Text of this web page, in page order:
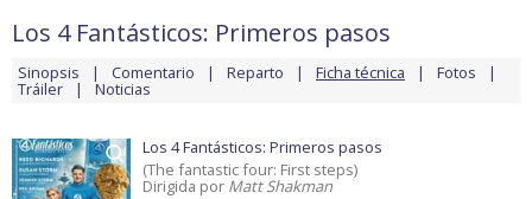
Los 4 Fantásticos: Primeros pasos
Sinopsis Comentario Reparto Ficha técnica Fotos
Tráiler Noticias
Los 4 Fantásticos: Primeros pasos
(The fantastic four: First steps)
Dirigida por Matt Shakman